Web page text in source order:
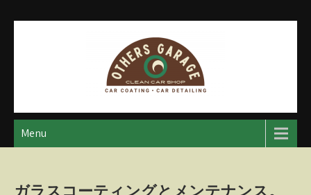
アザースガレージ
【神奈川・厚木・愛川】カーメンテナンス
Menu
ガラスコーティングとメンテナンス。